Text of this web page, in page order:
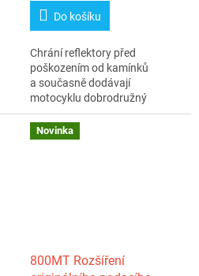
Do košíku
Chrání reflektory před
poškozením od kamínků
a současně dodávají
motocyklu dobrodružný
vzhled.
Novinka
800MT Rozšíření